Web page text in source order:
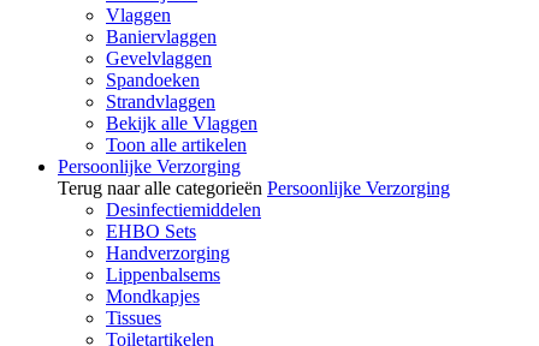
Vlaggen
Baniervlaggen
Gevelvlaggen
Spandoeken
Strandvlaggen
Bekijk alle Vlaggen
Toon alle artikelen
Persoonlijke Verzorging
Terug naar alle categorieën Persoonlijke Verzorging
Desinfectiemiddelen
EHBO Sets
Handverzorging
Lippenbalsems
Mondkapjes
Tissues
Toiletartikelen